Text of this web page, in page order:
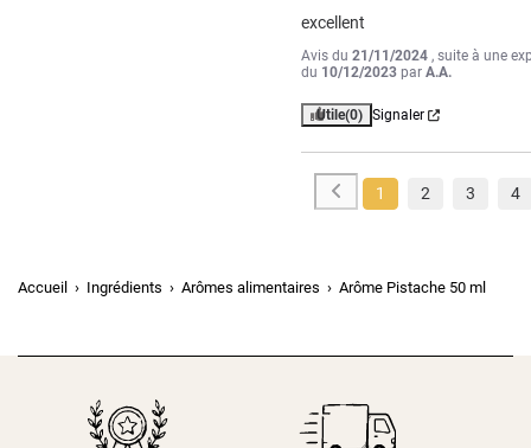
excellent
Avis du21/11/2024 , suite à une
du 10/12/2023 parA.A.
Utile(0) Signaler
1 2 3 4
Accueil Ingrédients Arômes alimentaires Arôme Pistache 50 ml